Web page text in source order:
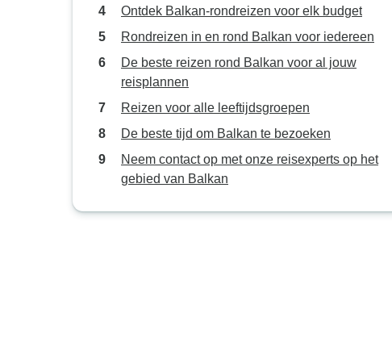
Ontdek Balkan-rondreizen voor elk budget
Rondreizen in en rond Balkan voor iedereen
De beste reizen rond Balkan voor al jouw
reisplannen
Reizen voor alle leeftijdsgroepen
De beste tijd om Balkan te bezoeken
Neem contact op met onze reisexperts op het
gebied van Balkan